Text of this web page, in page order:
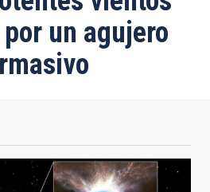
un agujero